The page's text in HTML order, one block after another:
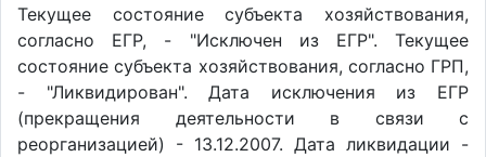
Текущее состояние субъекта хозяйствования,
согласно ЕГР, - "Исключен из ЕГР". Текущее
состояние субъекта хозяйствования, согласно ГРП,
- "Ликвидирован". Дата исключения из ЕГР
(прекращения деятельности в связи с
реорганизацией) - 13.12.2007. Дата ликвидации -